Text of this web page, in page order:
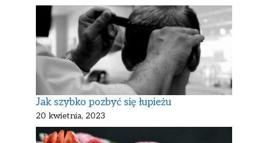
Jak szybko pozbyć się łupieżu
20 kwietnia, 2023